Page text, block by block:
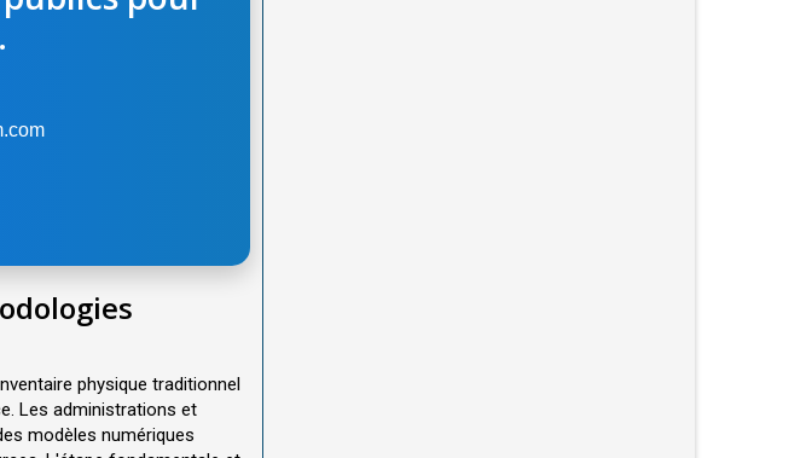
physique traditionnel
Les administrations et
modèles numériques